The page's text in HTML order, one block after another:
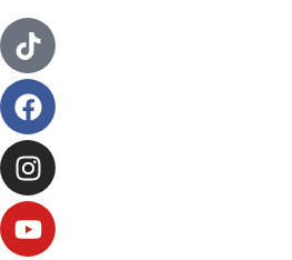
Tiktok
Facebook
Instagram
Youtube